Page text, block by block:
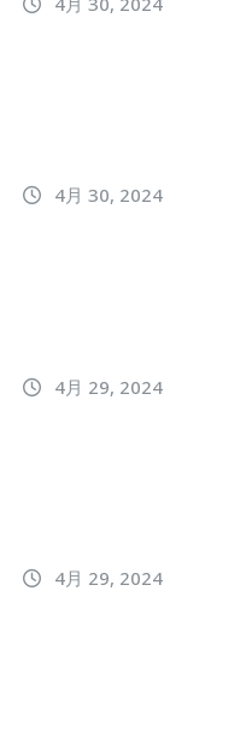
4月 30, 2024
4月 29, 2024
4月 29, 2024